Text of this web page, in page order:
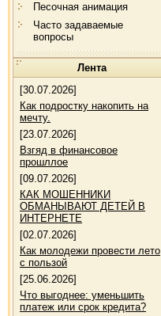
Песочная анимация
Часто задаваемые
вопросы
Лента
[30.07.2026]
Как подростку накопить на
мечту.
[23.07.2026]
Взгяд в финансовое
прошллое
[09.07.2026]
КАК МОШЕННИКИ
ОБМАНЫВАЮТ ДЕТЕЙ В
ИНТЕРНЕТЕ
[02.07.2026]
Как молодежи провести лето
с пользой
[25.06.2026]
Что выгоднее: уменьшить
платеж или срок кредита?